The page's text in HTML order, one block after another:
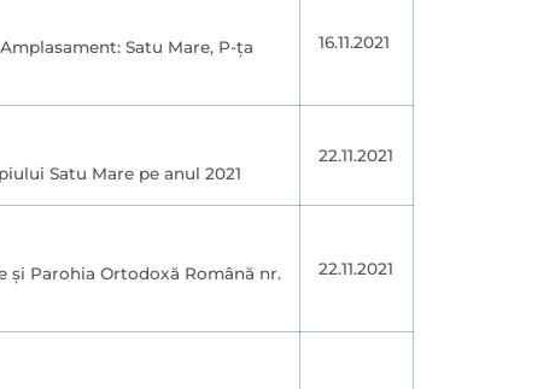
Satu Mare, P-ța
16.11.2021
Satu Mare pe anul 2021
22.11.2021
Parohia Ortodoxă Română nr.
22.11.2021